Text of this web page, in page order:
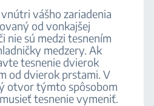
vášho zariadenia
od vonkajšej
nie sú medzi tesnením
medzery. Ak
tesnenie dvierok
od dvierok prstami. V
otvor týmto spôsobom
tesnenie vymeniť.